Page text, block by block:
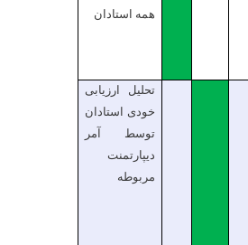
همه استادان
تحلیل ارزیابی
خودی استادان
توسط آمر
دیپارتمنت